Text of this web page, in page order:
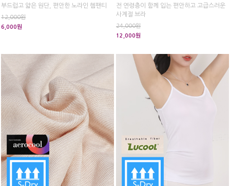
부드럽고 얇은 원단, 편안한 노라인 헴팬티
12,000원
6,000원
전 연령층이 함께 입는 편안하고 고급스러운
사계절 브라
24,000원
12,000원